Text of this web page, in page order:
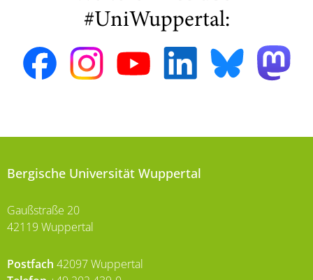
#UniWuppertal:
Bergische Universität Wuppertal
Gaußstraße 20
42119 Wuppertal
Postfach 42097 Wuppertal